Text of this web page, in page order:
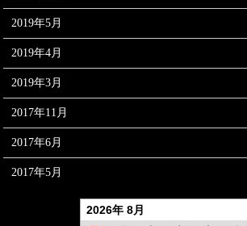
2019年5月
2019年4月
2019年3月
2017年11月
2017年6月
2017年5月
2026年 8月